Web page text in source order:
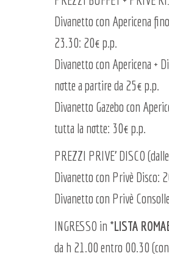
Divanetto con Apericena
23.30: 20€ p.p.
Divanetto con Apericena +
notte a partire da 25€ p.p.
Divanetto Gazebo con
tutta la notte: 30€ p.p.
PREZZI PRIVE' DISCO
Divanetto con Privè Disco:
Divanetto con Privè
INGRESSO in *LISTA
da h 21.00 entro 00.30